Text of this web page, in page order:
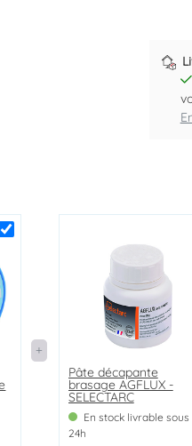
Pâte décapante
brasage AGFLUX -
SELECTARC
En stock livrable sous
24h